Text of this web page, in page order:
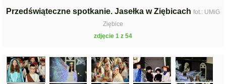
Przedświąteczne spotkanie. Jasełka w Ziębicach fot.: UMiG
Ziębice
zdjęcie 1 z 54